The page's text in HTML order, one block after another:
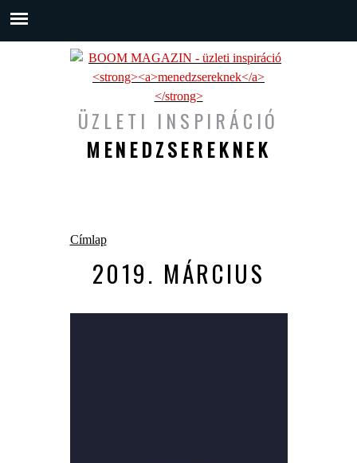
ÜZLETI INSPIRÁCIÓ
MENEDZSEREKNEK
Jelenlegi hely
Címlap
2019. MÁRCIUS